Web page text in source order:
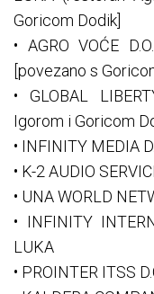
Goricom Dodik]
• AGRO VOĆE
[povezano s
• GLOBAL
Igorom i Goricom
• INFINITY MEDIA
• K-2 AUDIO
• UNA WORLD
• INFINITY
LUKA
• PROINTER ITSS